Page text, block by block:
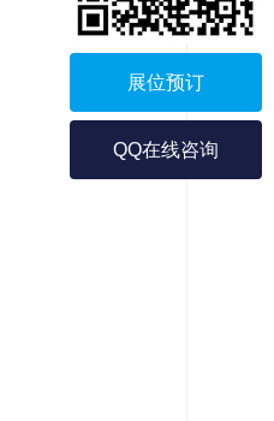
展位预订
QQ在线咨询